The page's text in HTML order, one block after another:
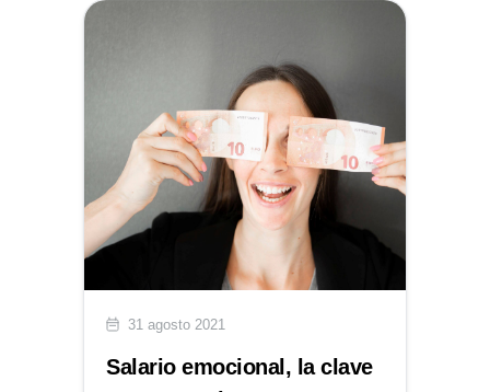
31 agosto 2021
Salario emocional, la clave